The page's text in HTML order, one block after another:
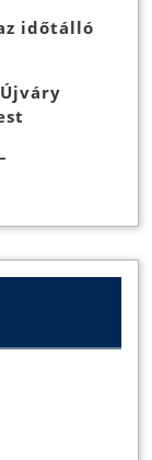
időtálló